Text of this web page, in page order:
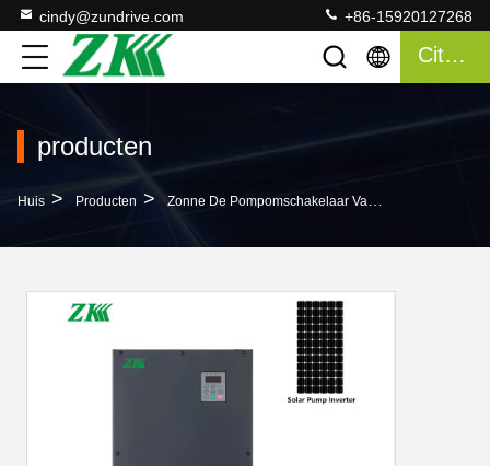
cindy@zundrive.com +86-15920127268
Citaat
producten
Huis > Producten > Zonne De Pompomschakelaar Van MPPT VFD